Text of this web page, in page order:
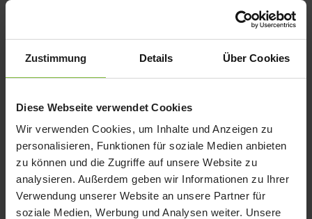
Zustimmung Details Über Cookies
Diese Webseite verwendet Cookies
Wir verwenden Cookies, um Inhalte und Anzeigen zu
personalisieren, Funktionen für soziale Medien anbieten
zu können und die Zugriffe auf unsere Website zu
analysieren. Außerdem geben wir Informationen zu Ihrer
Verwendung unserer Website an unsere Partner für
soziale Medien, Werbung und Analysen weiter. Unsere
iPad Air
iPad mini
iPad Pro
iPhone 6
iPhone 8
iPhone SE
iPhone X
iPod nano